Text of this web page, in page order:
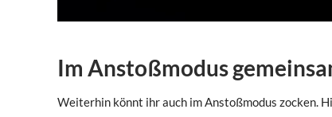
Im Anstoßmodus
Weiterhin könnt ihr auch im Anstoßmodus zocken.